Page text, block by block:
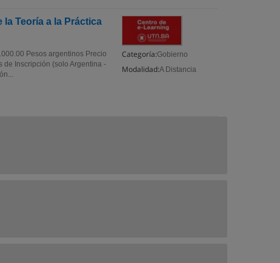
Teoría a la Práctica
Categoría:Gobierno
Modalidad:A Distancia
Pesos argentinos Precio
de Inscripción (solo Argentina -